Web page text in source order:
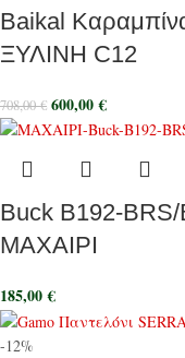
Baikal
ΞΥΛΙΝΗ C12
708,00€ 600,00€
Buck B192-
MAXAIΡI
185,00€
-12%